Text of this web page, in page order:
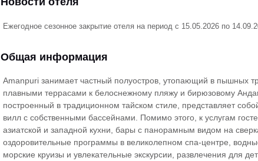
Ежегодное сезонное закрытие отеля на период с 15.05.2026 по
Общая информация
Amanpuri занимает частный полуостров, утопающий в пышных
плавными террасами к белоснежному пляжу и бирюзовому
построенный в традиционном тайском стиле, представляет
вилл с собственными бассейнами. Помимо этого, к услугам
азиатской и западной кухни, бары с панорамным видом на
оздоровительные программы в великолепном спа-центре,
морские круизы и увлекательные экскурсии, развлечения для